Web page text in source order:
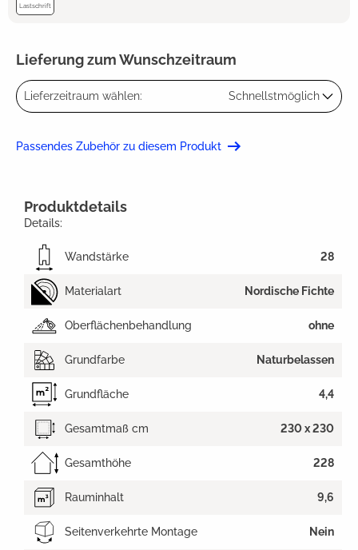
Lastschrift
Lieferung zum Wunschzeitraum
Lieferzeitraum wählen: Schnellstmöglich
Passendes Zubehör zu diesem Produkt
Produktdetails
Details:
Wandstärke 28
Materialart Nordische Fichte
Oberflächenbehandlung ohne
Grundfarbe Naturbelassen
Grundfläche 4,4
Gesamtmaß cm 230 x 230
Gesamthöhe 228
Rauminhalt 9,6
Seitenverkehrte Montage Nein